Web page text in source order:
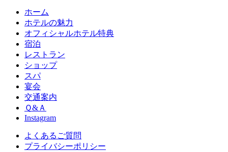
ホーム
ホテルの魅力
オフィシャルホテル特典
宿泊
レストラン
ショップ
スパ
宴会
交通案内
Ｑ&Ａ
Instagram
よくあるご質問
プライバシーポリシー